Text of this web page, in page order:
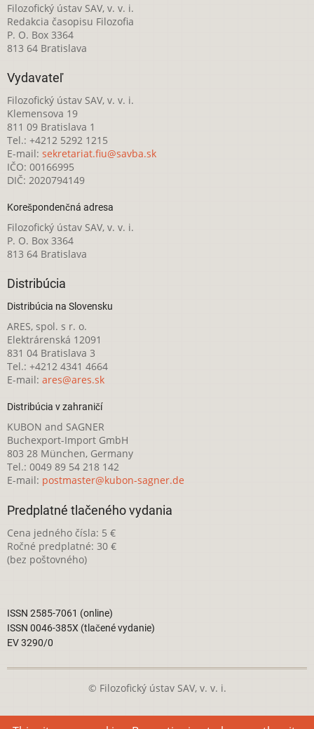
Filozofický ústav SAV, v. v. i.
Redakcia časopisu Filozofia
P. O. Box 3364
813 64 Bratislava
Vydavateľ
Filozofický ústav SAV, v. v. i.
Klemensova 19
811 09 Bratislava 1
Tel.: +4212 5292 1215
E-mail: sekretariat.fiu@savba.sk
IČO: 00166995
DIČ: 2020794149
Korešpondenčná adresa
Filozofický ústav SAV, v. v. i.
P. O. Box 3364
813 64 Bratislava
Distribúcia
Distribúcia na Slovensku
ARES, spol. s r. o.
Elektrárenská 12091
831 04 Bratislava 3
Tel.: +4212 4341 4664
E-mail: ares@ares.sk
Distribúcia v zahraničí
KUBON and SAGNER
Buchexport-Import GmbH
803 28 München, Germany
Tel.: 0049 89 54 218 142
E-mail: postmaster@kubon-sagner.de
Predplatné tlačeného vydania
Cena jedného čísla: 5 €
Ročné predplatné: 30 €
(bez poštovného)
ISSN 2585-7061 (online)
ISSN 0046-385X (tlačené vydanie)
EV 3290/0
© Filozofický ústav SAV, v. v. i.
Táto webová stránka je licencovaná podCreative Commons